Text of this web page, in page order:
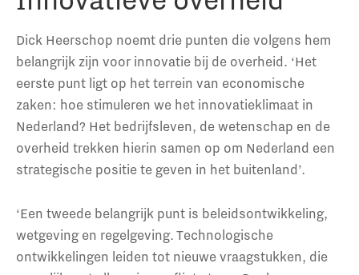
Dick Heerschop noemt drie punten die volgens hem
belangrijk zijn voor innovatie bij de overheid. ‘Het
eerste punt ligt op het terrein van economische
zaken: hoe stimuleren we het innovatieklimaat in
Nederland? Het bedrijfsleven, de wetenschap en de
overheid trekken hierin samen op om Nederland een
strategische positie te geven in het buitenland’.
‘Een tweede belangrijk punt is beleidsontwikkeling,
wetgeving en regelgeving. Technologische
ontwikkelingen leiden tot nieuwe vraagstukken, die